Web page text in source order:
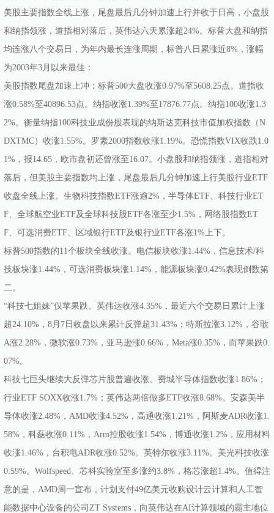
美股主要指数全线上涨，尾盘最后几分钟加速上行并收于日高，小盘股
和纳指领涨，道指相对落后，英伟达六天累涨超24%。标普大盘和纳指
均连涨八个交易日，为年内最长连涨周期，标普八日累涨近8%，涨幅
为2003年3月以来最佳：
美股指数尾盘加速上冲：标普500大盘收涨0.97%至5608.25点。道指收
涨0.58%至40896.53点。纳指收涨1.39%至17876.77点。纳指100收涨1.3
2%。衡量纳指100科技业成份股表现的纳斯达克科技市值加权指数（N
DXTMC）收涨1.55%。罗素2000指数收涨1.19%。恐慌指数VIX收跌1.0
1%，报14.65，欧市盘初还曾涨至16.07。小盘股和纳指领涨，道指相对
落后，但美股主要指数均上涨，尾盘最后几分钟加速上行美股行业ETF
收盘全线上涨。生物科技指数ETF涨逾2%，半导体ETF、科技行业ET
F、全球航空业ETF及全球科技股ETF各涨至少1.5%，网络股指数ET
F、可选消费ETF、区域银行ETF及银行业ETF各涨1%上下。
标普500指数的11个板块全线收涨。电信板块收涨1.44%，信息技术/科
技板块涨1.44%，可选消费板块涨1.14%，能源板块涨0.42%表现倒数第
二。
“科技七姐妹”仅苹果跌。英伟达收涨4.35%，最近六个交易日累计上涨
超24.10%，8月7日收盘以来累计反弹超31.43%；特斯拉涨3.12%，谷歌
A涨2.28%，微软涨0.73%，亚马逊涨0.66%，Meta涨0.35%，而苹果跌0.
07%。
科技七巨头继续大反弹芯片股普遍收涨。费城半导体指数收涨1.86%；
行业ETF SOXX收涨1.7%；英伟达两倍做多ETF收涨8.68%。安森美半
导体收涨2.48%，AMD收涨4.52%，高通收涨1.21%，阿斯麦ADR收涨1.
58%，科磊收涨0.11%，Arm控股收涨1.54%，博通收涨1.2%，应用材料
收涨1.46%，台积电ADR收涨0.52%。英特尔收涨3.11%。美光科技收涨
0.59%。Wolfspeed、芯科实验室至多涨约3.8%，格芯涨超1.4%。值得注
意的是，AMD周一宣布，计划支付49亿美元收购设计云计算和人工智
能数据中心设备的公司ZT Systems，向英伟达在AI计算领域的霸主地位